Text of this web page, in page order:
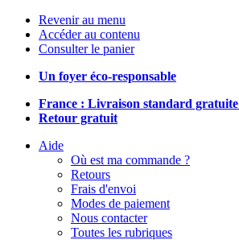
Revenir au menu
Accéder au contenu
Consulter le panier
Un foyer éco-responsable
France : Livraison standard gratuite
Retour gratuit
Aide
Où est ma commande ?
Retours
Frais d'envoi
Modes de paiement
Nous contacter
Toutes les rubriques